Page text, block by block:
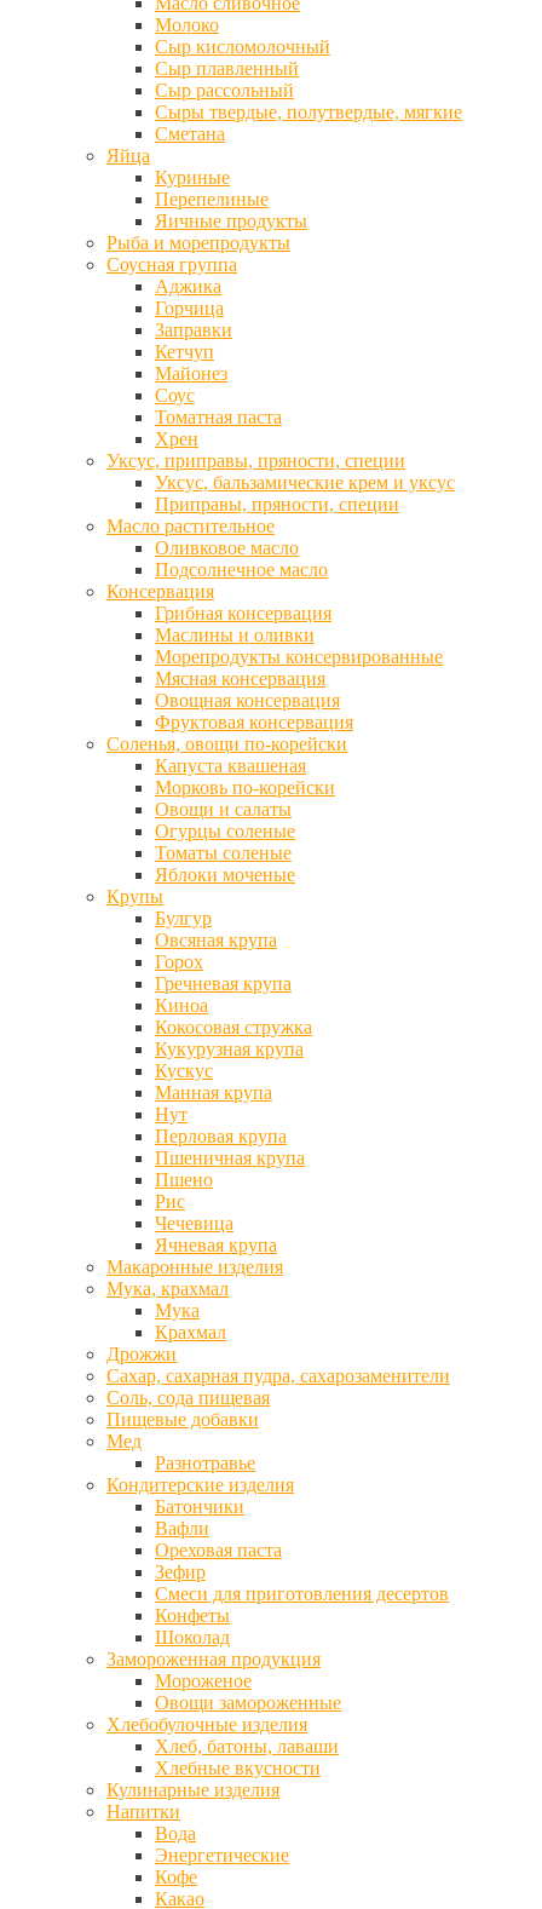
Молоко
Сыр кисломолочный
Сыр плавленный
Сыр рассольный
Сыры твердые, полутвердые, мягкие
Сметана
Яйца
Куриные
Перепелиные
Яичные продукты
Рыба и морепродукты
Соусная группа
Аджика
Горчица
Заправки
Кетчуп
Майонез
Соус
Томатная паста
Хрен
Уксус, приправы, пряности, специи
Уксус, бальзамические крем и уксус
Приправы, пряности, специи
Масло растительное
Оливковое масло
Подсолнечное масло
Консервация
Грибная консервация
Маслины и оливки
Морепродукты консервированные
Мясная консервация
Овощная консервация
Фруктовая консервация
Соленья, овощи по-корейски
Капуста квашеная
Морковь по-корейски
Овощи и салаты
Огурцы соленые
Томаты соленые
Яблоки моченые
Крупы
Булгур
Овсяная крупа
Горох
Гречневая крупа
Киноа
Кокосовая стружка
Кукурузная крупа
Кускус
Манная крупа
Нут
Перловая крупа
Пшеничная крупа
Пшено
Рис
Чечевица
Ячневая крупа
Макаронные изделия
Мука, крахмал
Мука
Крахмал
Дрожжи
Сахар, сахарная пудра, сахарозаменители
Соль, сода пищевая
Пищевые добавки
Мед
Разнотравье
Кондитерские изделия
Батончики
Вафли
Ореховая паста
Зефир
Смеси для приготовления десертов
Конфеты
Шоколад
Замороженная продукция
Мороженое
Овощи замороженные
Хлебобулочные изделия
Хлеб, батоны, лаваши
Хлебные вкусности
Кулинарные изделия
Напитки
Вода
Энергетические
Кофе
Какао